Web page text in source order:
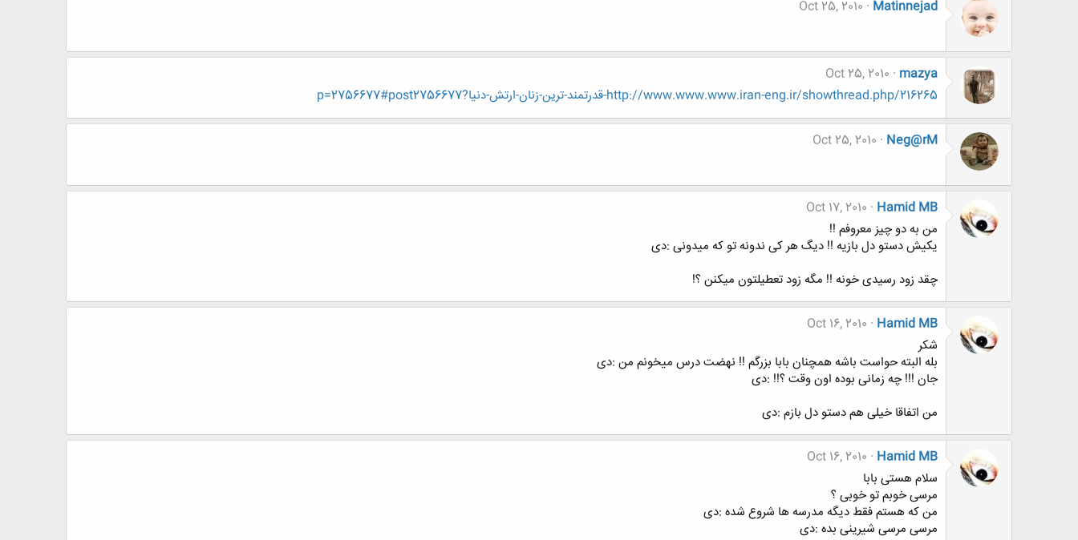
Matinnejad
Oct 25, 2010
mazya
Oct 25, 2010
http://www.www.www.iran-eng.ir/showthread.php/216265-قدرتمند-ترين-زنان-ارتش-دنيا?p=2756677#post2756677
Neg@rM
Oct 25, 2010
Hamid MB
Oct 17, 2010
من به دو چیز معروفم !!
یکیش دستو دل بازیه !! دیگ هر کی ندونه تو که میدونی :دی
چقد زود رسیدی خونه !! مگه زود تعطیلتون میکنن ؟!
Hamid MB
Oct 16, 2010
شکر
بله البته حواست باشه همچنان بابا بزرگم !! نهضت درس میخونم من :دی
جان !!! چه زمانی بوده اون وقت ؟!! :دی
من اتفاقا خیلی هم دستو دل بازم :دی
Hamid MB
Oct 16, 2010
سلام هستی بابا
مرسی خوبم تو خوبی ؟
من که هستم فقط دیگه مدرسه ها شروع شده :دی
مرسی مرسی شیرینی بده :دی